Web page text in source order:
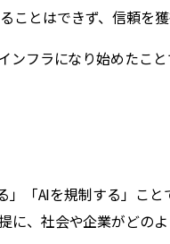
とはできず、信頼を
フラになり始めたこと
」「AIを規制する」
、社会や企業がどの